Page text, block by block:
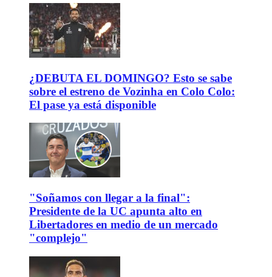
¿DEBUTA EL DOMINGO? Esto se sabe
sobre el estreno de Vozinha en Colo Colo:
El pase ya está disponible
"Soñamos con llegar a la final":
Presidente de la UC apunta alto en
Libertadores en medio de un mercado
"complejo"